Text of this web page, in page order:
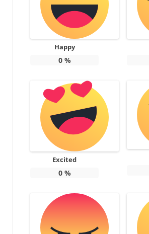
Happy
0%
Excited
0%